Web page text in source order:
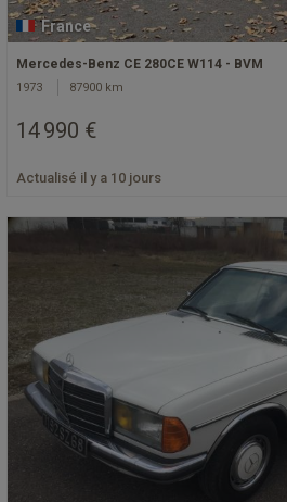
France
Mercedes-Benz CE 280CE W114 - BVM
1973 87900 km
14 990 €
Actualisé il y a 10 jours